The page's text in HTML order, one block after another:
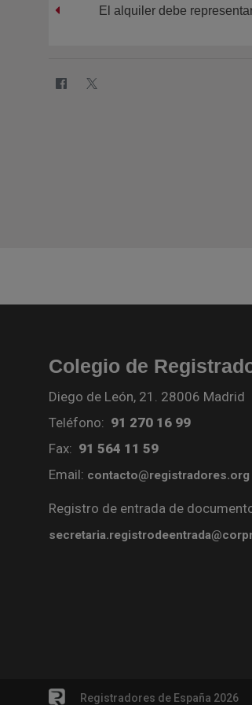
El alquiler debe
Colegio de
Diego de León, 21. 28006 Madrid
Teléfono: 91 270 16 99
Fax: 91 564 11 59
Email: contacto@registradores.org
Registro de entrada de
Registradores de España 2026